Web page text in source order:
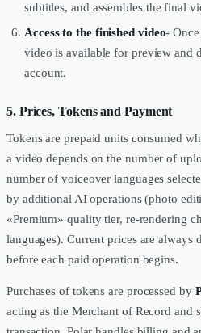
subtitles, and assembles the final
Access to the finished video-
video is available for preview and
account.
5. Prices, Tokens and Payment
Tokens are prepaid units consumed
a video depends on the number of
number of voiceover languages
by additional AI operations (photo
«Premium» quality tier, re-rendering
languages). Current prices are
before each paid operation begins.
Purchases of tokens are processed by
acting as the Merchant of Record and